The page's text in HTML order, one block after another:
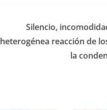
Silencio,
heterogénea reacción de
la